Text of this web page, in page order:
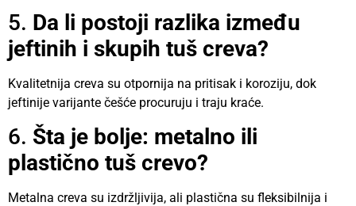
5. Da li postoji razlika između
jeftinih i skupih tuš creva?
Kvalitetnija creva su otpornija na pritisak i koroziju, dok
jeftinije varijante češće procuruju i traju kraće.
6. Šta je bolje: metalno ili
plastično tuš crevo?
Metalna creva su izdržljivija, ali plastična su fleksibilnija i